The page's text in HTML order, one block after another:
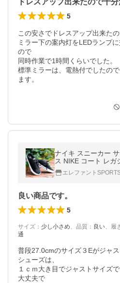
ドレスアップ出来たので十分
5
この安さでドレスアップ出来たの
ミラー下の案内灯をLEDランプ
ので
同時作業で1時間くらいでした。
標準ミラーは、電熱付でしたの
ます。
ナイキ スニーカー
ス NIKE コート レガ
ス シューズ クロッ
エレファント
良い商品です。
5
サイズ ： 少し小さめ、 品質 ： 良い、 履
通
普段27.0cmのサイズ３Eがジャ
シューズは、
１ｃｍ大き目でジャストサイズ
大丈夫で